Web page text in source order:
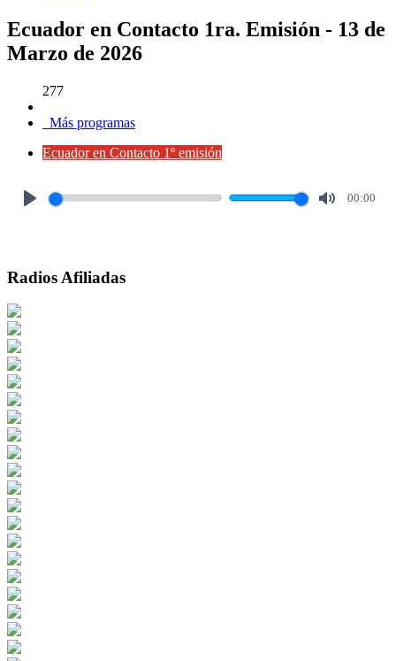
Ecuador en Contacto 1ra. Emisión - 13 de
Marzo de 2026
277
Más programas
Ecuador en Contacto 1º emisión
00:00
Radios Afiliadas